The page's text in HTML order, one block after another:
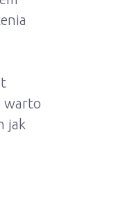
warto
jak